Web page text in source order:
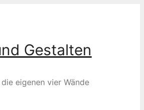
Gestalten
eigenen vier Wände